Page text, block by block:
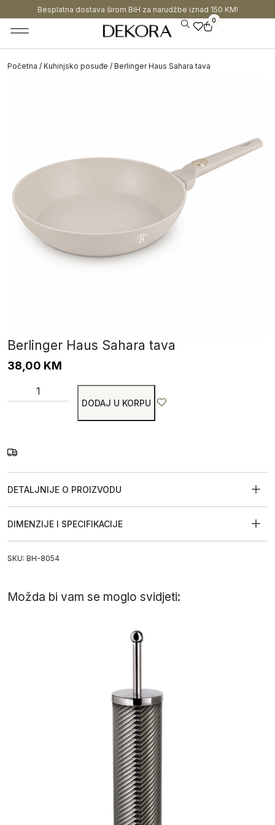
Besplatna dostava širom BiH za narudžbe iznad 150 KM!
0
Početna / Kuhinjsko posuđe / Berlinger Haus Sahara tava
Berlinger Haus Sahara tava
38,00 KM
DODAJ U KORPU
DETALJNIJE O PROIZVODU
DIMENZIJE I SPECIFIKACIJE
SKU: BH-8054
Možda bi vam se moglo svidjeti: